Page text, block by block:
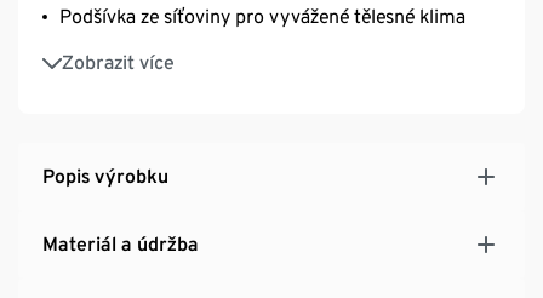
Podšívka ze síťoviny pro vyvážené tělesné klima
Zobrazit více
Kapuce se stahovací šňůrkou k úpravě šířky
mobil
Nastavitelný spodní lem se stahovací šňůrkou
nastavitelné pomocí suchého zipu
Popis výrobku
Materiál a údržba